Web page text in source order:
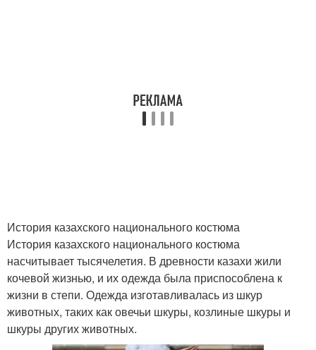
История казахского национального костюма
История казахского национального костюма
насчитывает тысячелетия. В древности казахи жили
кочевой жизнью, и их одежда была приспособлена к
жизни в степи. Одежда изготавливалась из шкур
животных, таких как овечьи шкуры, козлиные шкуры и
шкуры других животных.